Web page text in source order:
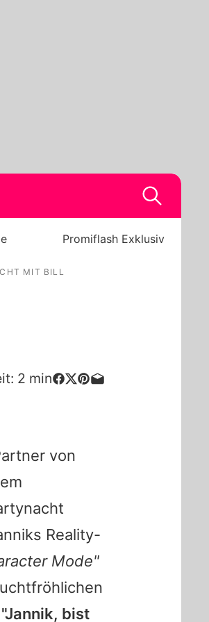
Promiflash Exklusiv
MIT BILL
2 min
von
Reality-
Mode"
"Jannik, bist